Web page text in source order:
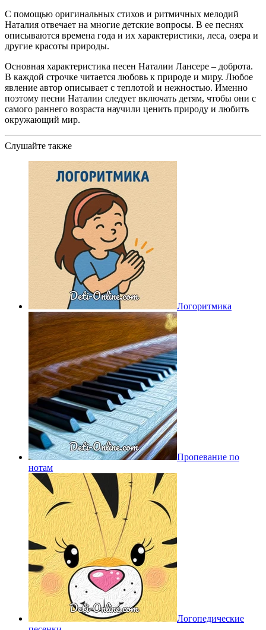
С помощью оригинальных стихов и ритмичных мелодий
Наталия отвечает на многие детские вопросы. В ее песнях
описываются времена года и их характеристики, леса, озера и
другие красоты природы.
Основная характеристика песен Наталии Лансере – доброта.
В каждой строчке читается любовь к природе и миру. Любое
явление автор описывает с теплотой и нежностью. Именно
поэтому песни Наталии следует включать детям, чтобы они с
самого раннего возраста научили ценить природу и любить
окружающий мир.
Слушайте также
Логоритмика
Пропевание по
нотам
Логопедические